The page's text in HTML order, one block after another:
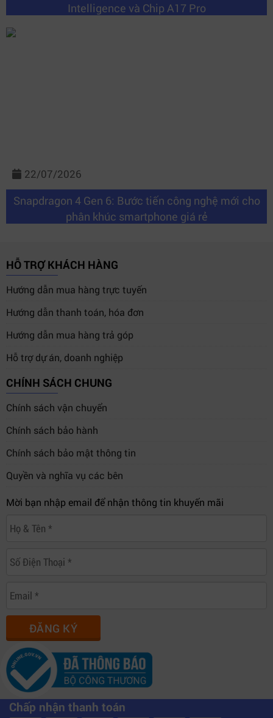
Intelligence và Chip A17 Pro
22/07/2026
Snapdragon 4 Gen 6: Bước tiến công nghệ mới cho
phân khúc smartphone giá rẻ
HỖ TRỢ KHÁCH HÀNG
Hướng dẫn mua hàng trực tuyến
Hướng dẫn thanh toán, hóa đơn
Hướng dẫn mua hàng trả góp
Hỗ trợ dự án, doanh nghiệp
CHÍNH SÁCH CHUNG
Chính sách vận chuyển
Chính sách bảo hành
Chính sách bảo mật thông tin
Quyền và nghĩa vụ các bên
Mời bạn nhập email để nhận thông tin khuyến mãi
ĐĂNG KÝ
Chấp nhận thanh toán